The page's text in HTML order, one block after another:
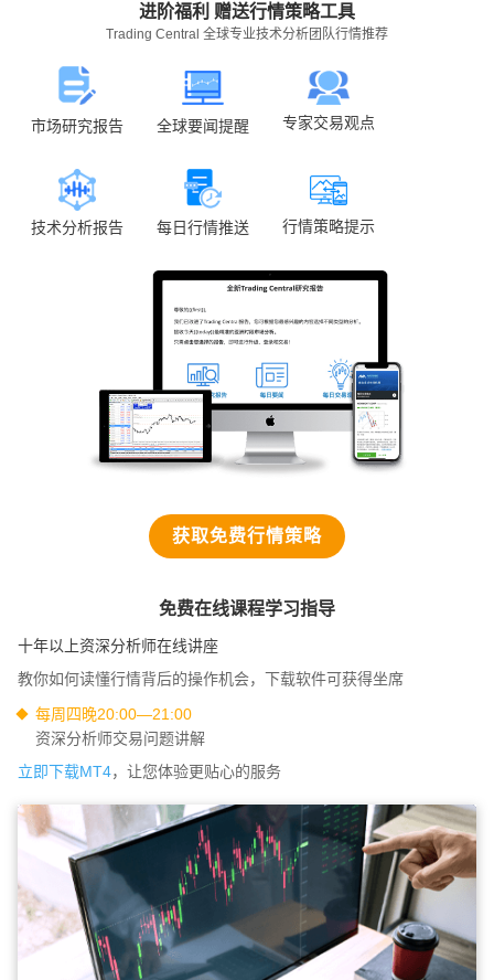
进阶福利 赠送行情策略工具
Trading Central 全球专业技术分析团队行情推荐
市场研究报告 全球要闻提醒 专家交易观点
技术分析报告 每日行情推送 行情策略提示
获取免费行情策略
免费在线课程学习指导
十年以上资深分析师在线讲座
教你如何读懂行情背后的操作机会，下载软件可获得坐席
每周四晚20:00—21:00
资深分析师交易问题讲解
立即下载MT4，让您体验更贴心的服务